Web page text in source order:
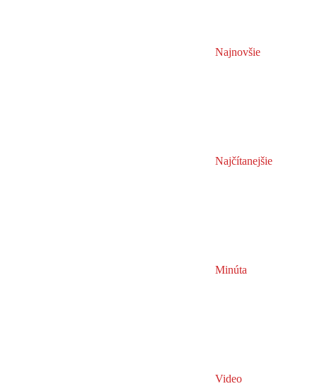
Najnovšie
Najčítanejšie
Minúta
Video